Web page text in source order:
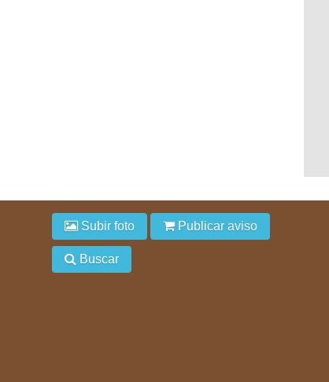
Subir foto Publicar aviso
Buscar